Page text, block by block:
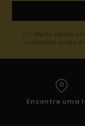
(*) Oferta válida
completas estão
Encontre uma